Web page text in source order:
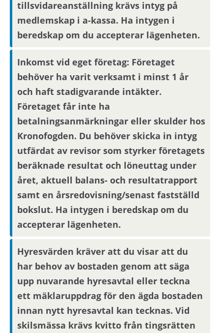
Visningsinformation
Bostaden kommer inte att visas. Det betyder att
du behöver ta ställning till om du vill flytta in i
bostaden endast utifrån informationen i
annonsen. För bostadssökanden med längst
kötid efter avslutad annonseringsperiod blir
intresseanmälan bindande, övriga
bostadssökande kan avanmäla sitt intresse.
Om du har längst kötid efter avslutad
annonseringsperiod kommer din
intresseanmälan att bli bindande.
Boendereferenser
Om du blir aktuell för bostaden behöver du
kontakta din nuvarande hyresvärd och
godkänna att denne lämnar ut
boendereferenser om dig till den nya
hyresvärden.
tillsvidareanställning krävs intyg på
medlemskap i a-kassa. Ha intygen i
beredskap om du accepterar lägenheten.
Inkomst vid eget företag: Företaget
behöver ha varit verksamt i minst 1 år
och haft stadigvarande intäkter.
Företaget får inte ha
betalningsanmärkningar eller skulder hos
Kronofogden. Du behöver skicka in intyg
utfärdat av revisor som styrker företagets
beräknade resultat och löneuttag under
året, aktuell balans- och resultatrapport
samt en årsredovisning/senast fastställd
bokslut. Ha intygen i beredskap om du
accepterar lägenheten.
Hyresvärden kräver att du visar att du
har behov av bostaden genom att säga
upp nuvarande hyresavtal eller teckna
ett mäklaruppdrag för den ägda bostaden
innan nytt hyresavtal kan tecknas. Vid
skilsmässa krävs kvitto från tingsrätten